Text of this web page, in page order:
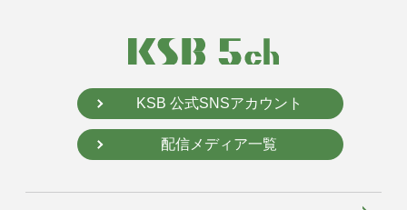
KSB 公式SNSアカウント
配信メディア一覧